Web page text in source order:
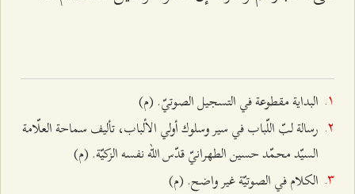
البداية مقطوعة في التسجيل الصوتيّ. (م)
رسالة لبّ اللّباب في سير وسلوك أولي الألباب، تأليف سماحة العلّامة
السيّد محمّد حسين الطهرانيّ قدّس الله نفسه الزكيّة. (م)
الكلام في الصوتيّة غير واضح. (م)